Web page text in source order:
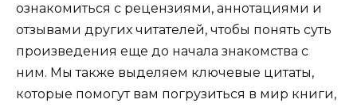
ознакомиться с рецензиями, аннотациями и
отзывами других читателей, чтобы понять суть
произведения еще до начала знакомства с
ним. Мы также выделяем ключевые цитаты,
которые помогут вам погрузиться в мир книги,